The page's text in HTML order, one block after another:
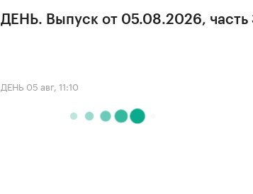
ДЕНЬ. Выпуск от 05.08.2026, часть
ДЕНЬ 05 авг, 11:10